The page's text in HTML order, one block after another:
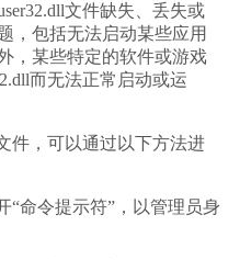
文件缺失、丢失或
，包括无法启动某些应用
，某些特定的软件或游戏
而无法正常启动或运
件，可以通过以下方法进
“命令提示符”，以管理员身